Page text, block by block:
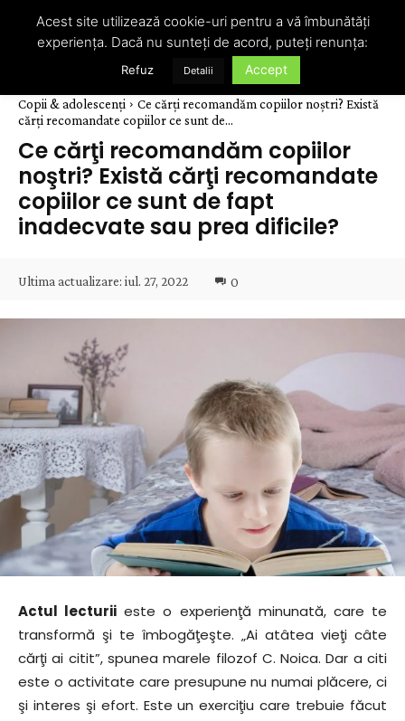
Copii & adolescenți
Ce cărţi recomandăm copiilor noştri? Există
cărţi recomandate copiilor ce sunt de...
Ce cărţi recomandăm copiilor
noştri? Există cărţi recomandate
copiilor ce sunt de fapt
inadecvate sau prea dificile?
Ultima actualizare: iul. 27, 2022 0
Actul lecturii este o experienţă minunată, care te
transformă şi te îmbogăţeşte. „Ai atâtea vieţi câte
cărţi ai citit”, spunea marele filozof C. Noica. Dar a citi
este o activitate care presupune nu numai plăcere, ci
şi interes şi efort. Este un exerciţiu care trebuie făcut
Acest site utilizează cookie-uri pentru a vă îmbunătăți
experiența. Dacă nu sunteți de acord, puteți renunța:
Refuz Detalii Accept